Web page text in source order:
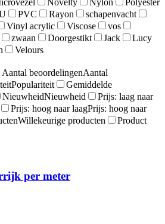
PVC Rayon
schapenvacht
Vinyl acrylic Viscose
vos
zwaan Doorgestikt Jack
Lucy
Velours
Aantal beoordelingenAantal
Populariteit
Gemiddelde
NieuwheidNieuwheid
Prijs: laag naar
Prijs: hoog naar laagPrijs: hoog naar
Willekeurige producten
Product
per meter